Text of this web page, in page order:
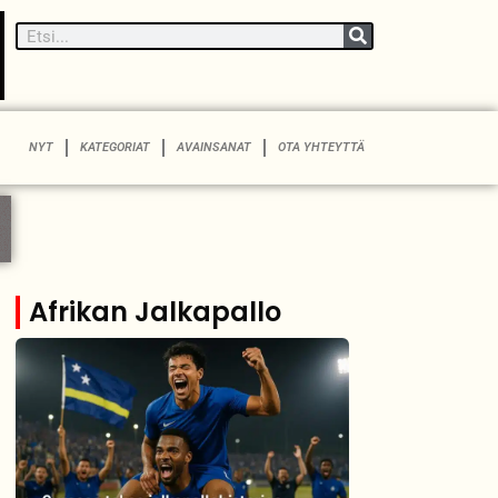
NYT KATEGORIAT AVAINSANAT OTA YHTEYTTÄ
Afrikan Jalkapallo